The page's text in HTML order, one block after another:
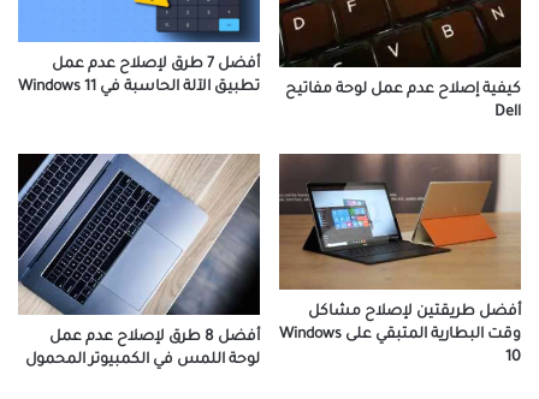
كيفية إصلاح عدم عمل لوحة مفاتيح
Dell
أفضل 7 طرق لإصلاح عدم عمل
تطبيق الآلة الحاسبة في Windows 11
أفضل طريقتين لإصلاح مشاكل
وقت البطارية المتبقي على Windows
10
أفضل 8 طرق لإصلاح عدم عمل
لوحة اللمس في الكمبيوتر المحمول